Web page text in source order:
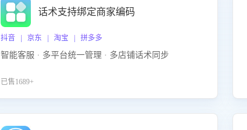
话术支持绑定商家编码
抖音 | 京东 | 淘宝 | 拼多多
智能客服 · 多平台统一管理 · 多店铺话术同步
已售1689+